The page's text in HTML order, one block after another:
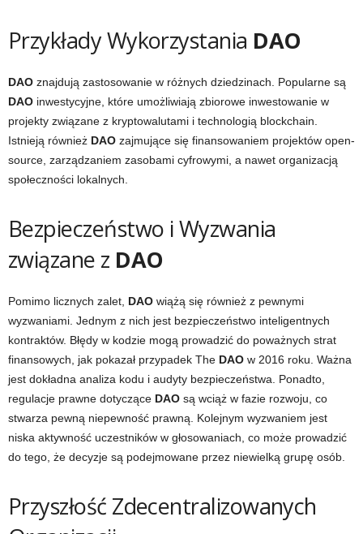
Przykłady Wykorzystania DAO
DAO znajdują zastosowanie w różnych dziedzinach. Popularne są
DAO inwestycyjne, które umożliwiają zbiorowe inwestowanie w
projekty związane z kryptowalutami i technologią blockchain.
Istnieją również DAO zajmujące się finansowaniem projektów open-
source, zarządzaniem zasobami cyfrowymi, a nawet organizacją
społeczności lokalnych.
Bezpieczeństwo i Wyzwania
związane z DAO
Pomimo licznych zalet, DAO wiążą się również z pewnymi
wyzwaniami. Jednym z nich jest bezpieczeństwo inteligentnych
kontraktów. Błędy w kodzie mogą prowadzić do poważnych strat
finansowych, jak pokazał przypadek The DAO w 2016 roku. Ważna
jest dokładna analiza kodu i audyty bezpieczeństwa. Ponadto,
regulacje prawne dotyczące DAO są wciąż w fazie rozwoju, co
stwarza pewną niepewność prawną. Kolejnym wyzwaniem jest
niska aktywność uczestników w głosowaniach, co może prowadzić
do tego, że decyzje są podejmowane przez niewielką grupę osób.
Przyszłość Zdecentralizowanych